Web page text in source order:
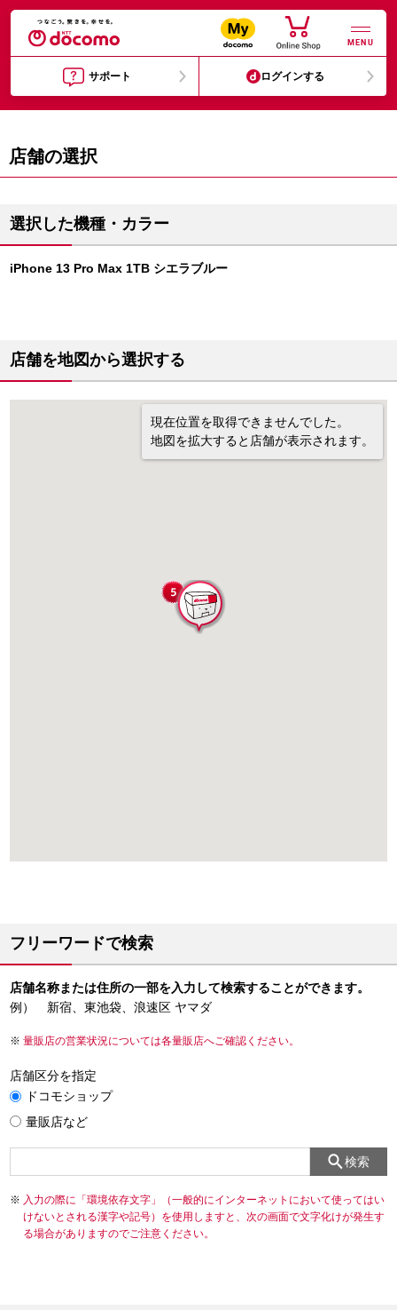
MENU
サポート ログインする
店舗の選択
選択した機種・カラー
iPhone 13 Pro Max 1TB シエラブルー
店舗を地図から選択する
現在位置を取得できませんでした。
地図を拡大すると店舗が表示されます。
フリーワードで検索
店舗名称または住所の一部を入力して検索することができます。
例） 新宿、東池袋、浪速区 ヤマダ
量販店の営業状況については各量販店へご確認ください。
店舗区分を指定
ドコモショップ
量販店など
検索
入力の際に「環境依存文字」（一般的にインターネットにおいて使ってはい
けないとされる漢字や記号）を使用しますと、次の画面で文字化けが発生す
る場合がありますのでご注意ください。